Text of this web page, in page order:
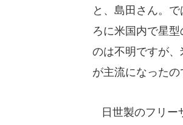
と、島田さん。
ろに米国内で星
のは不明ですが
が主流になったの
日世製のフリー